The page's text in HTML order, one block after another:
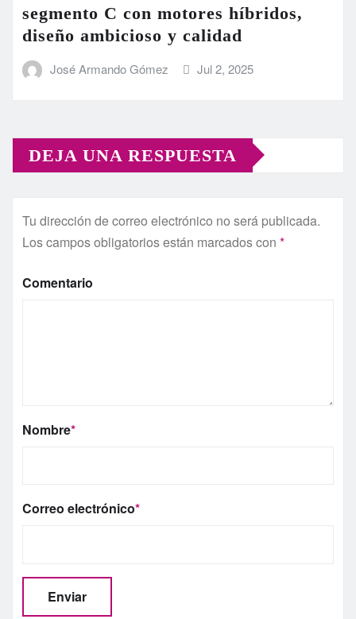
segmento C con motores híbridos,
diseño ambicioso y calidad
José Armando Gómez Jul 2, 2025
DEJA UNA RESPUESTA
Tu dirección de correo electrónico no será publicada.
Los campos obligatorios están marcados con *
Comentario
Nombre*
Correo electrónico*